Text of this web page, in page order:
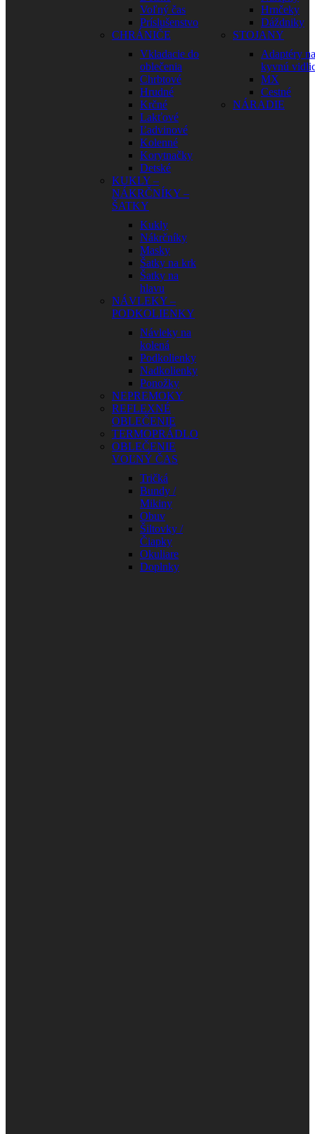
Voľný čas
Príslušenstvo
CHRÁNIČE
Vkladacie do
oblečenia
Chrbtové
Hrudné
Krčné
Lakťové
Ľadvinové
Kolenné
Korytnačky
Detské
KUKLY –
NÁKRČNÍKY –
ŠATKY
Kukly
Nákrčníky
Masky
Šatky na krk
Šatky na
hlavu
NÁVLEKY –
PODKOLIENKY
Návleky na
kolená
Podkolienky
Nadkolienky
Ponožky
NEPREMOKY
REFLEXNÉ
OBLEČENIE
TERMOPRÁDLO
OBLEČENIE
VOĽNÝ ČAS
Tričká
Bundy /
Mikiny
Obuv
Šiltovky /
Čiapky
Okuliare
Doplnky
Hrnčeky
Dáždniky
STOJANY
Adaptéry na
kyvnú
MX
Cestné
NÁRADIE